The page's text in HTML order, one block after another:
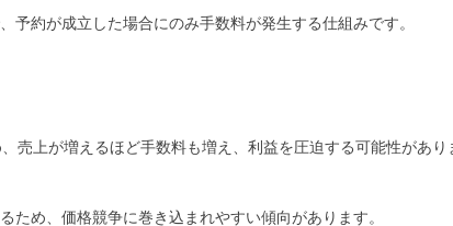
予約が成立した場合にのみ手数料が発生する仕組みです。
売上が増えるほど手数料も増え、利益を圧迫する可能性があり
ため、価格競争に巻き込まれやすい傾向があります。